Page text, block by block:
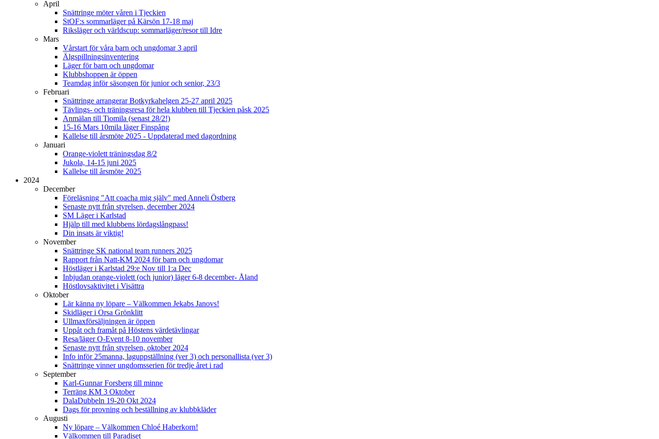
April
Snättringe möter våren i Tjeckien
StOF:s sommarläger på Kärsön 17-18 maj
Riksläger och världscup: sommarläger/resor till Idre
Mars
Vårstart för våra barn och ungdomar 3 april
Älgspillningsinventering
Läger för barn och ungdomar
Klubbshoppen är öppen
Teamdag inför säsongen för junior och senior, 23/3
Februari
Snättringe arrangerar Botkyrkahelgen 25-27 april 2025
Tävlings- och träningsresa för hela klubben till Tjeckien påsk 2025
Anmälan till Tiomila (senast 28/2!)
15-16 Mars 10mila läger Finspång
Kallelse till årsmöte 2025 - Uppdaterad med dagordning
Januari
Orange-violett träningsdag 8/2
Jukola, 14-15 juni 2025
Kallelse till årsmöte 2025
2024
December
Föreläsning "Att coacha mig själv" med Anneli Östberg
Senaste nytt från styrelsen, december 2024
SM Läger i Karlstad
Hjälp till med klubbens lördagslångpass!
Din insats är viktig!
November
Snättringe SK national team runners 2025
Rapport från Natt-KM 2024 för barn och ungdomar
Höstläger i Karlstad 29:e Nov till 1:a Dec
Inbjudan orange-violett (och junior) läger 6-8 december- Åland
Höstlovsaktivitet i Visättra
Oktober
Lär känna ny löpare – Välkommen Jekabs Janovs!
Skidläger i Orsa Grönklitt
Ullmaxförsäljningen är öppen
Uppåt och framåt på Höstens värdetävlingar
Resa/läger O-Event 8-10 november
Senaste nytt från styrelsen, oktober 2024
Info inför 25manna, laguppställning (ver 3) och personallista (ver 3)
Snättringe vinner ungdomsserien för tredje året i rad
September
Karl-Gunnar Forsberg till minne
Terräng KM 3 Oktober
DalaDubbeln 19-20 Okt 2024
Dags för provning och beställning av klubbkläder
Augusti
Ny löpare – Välkommen Chloé Haberkorn!
Välkommen till Paradiset